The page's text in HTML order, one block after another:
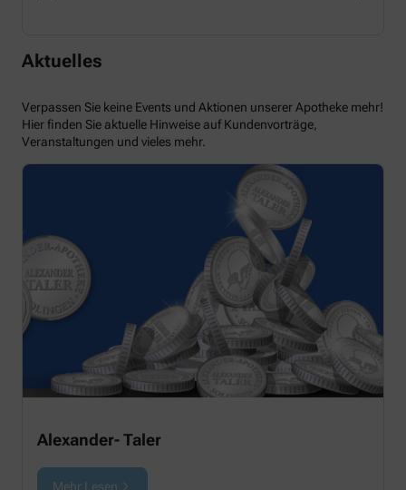
Aktuelles
Verpassen Sie keine Events und Aktionen unserer Apotheke mehr!
Hier finden Sie aktuelle Hinweise auf Kundenvorträge,
Veranstaltungen und vieles mehr.
Alexander- Taler
Mehr Lesen